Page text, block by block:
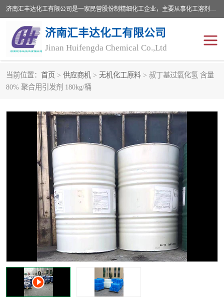
济南汇丰达化工有限公司是一家民营股份制精细化工企业，主要从事化工溶剂、药用辅料、合成中间体等深加工产品的研制开发、生产、销售和进出口贸易。主营产品：环氧丙烷，十二烷基苯，甲基磺酸，磺酸，DMF，DMAC，甘油，苯甲醇，乙酰氯，甲基丙烯酸，甲基丙烯酸甲酯，叔丁醇，异辛酸，二乙烯三胺，一乙，二乙‎，三乙醇胺，原乙酸三甲酯等化工产品及中间体。欢迎各界朋友洽谈咨询业务。
济南汇丰达化工有限公司
Jinan Huifengda Chemical Co.,Ltd
当前位置： 首页 > 供应商机 > 无机化工原料 > 叔丁基过氧化氢 含量
80% 聚合用引发剂 180kg/桶
胺类
醇类 醚类
酚类
羧酸衍生物
无机盐 有机溶剂
添加剂助剂 十二烷基苯
十二烷基苯磺酸 甲醇钠
乙醇钠 三乙胺
丙二醇甲醚醋酸酯 丙酸乙酯